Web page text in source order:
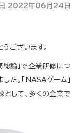
2022年06月24日
ございます。
総論」で企業研修につ
た。「NASAゲーム」
として、多くの企業で